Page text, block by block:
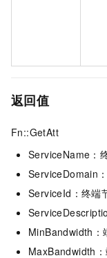
返回值
Fn::GetAtt
ServiceName：
ServiceDomain
ServiceId：终端
MinBandwidth：
MaxBandwidth：